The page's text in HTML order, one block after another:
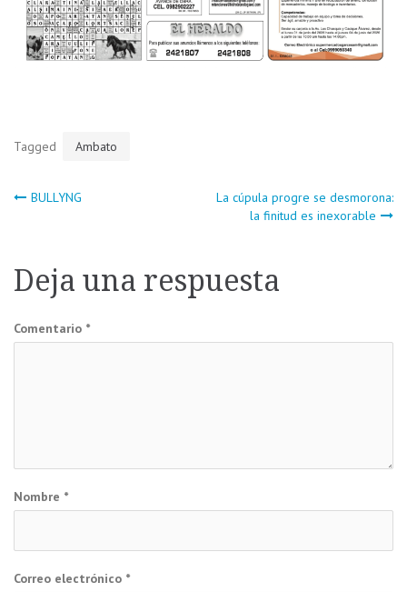
Tagged Ambato
Navegación
entradas
BULLYNG
La cúpula progre se desmorona:
la finitud es inexorable
Deja una respuesta
Comentario *
Nombre *
Correo electrónico *